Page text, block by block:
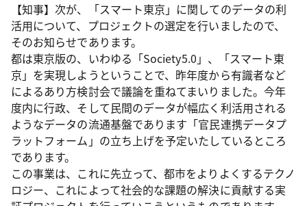
【知事】次が、「スマート東京」に関してのデータの利
活用について、プロジェクトの選定を行いましたので、
そのお知らせであります。
都は東京版の、いわゆる「Society5.0」、「スマート東
京」を実現しようということで、昨年度から有識者など
によるあり方検討会で議論を重ねてまいりました。今年
度内に行政、そして民間のデータが幅広く利活用される
ようなデータの流通基盤であります「官民連携データプ
ラットフォーム」の立ち上げを予定いたしているところ
であります。
この事業は、これに先立って、都市をよりよくするテクノ
ロジー、これによって社会的な課題の解決に貢献する実